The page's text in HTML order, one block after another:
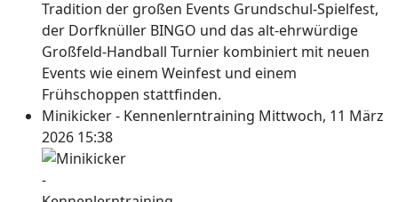
Tradition der großen Events Grundschul-Spielfest,
der Dorfknüller BINGO und das alt-ehrwürdige
Großfeld-Handball Turnier kombiniert mit neuen
Events wie einem Weinfest und einem
Frühschoppen stattfinden.
Minikicker - Kennenlerntraining Mittwoch, 11 März
2026 15:38